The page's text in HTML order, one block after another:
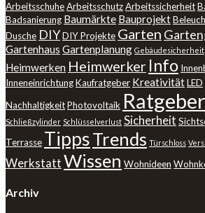
ArbeitsschuheArbeitsschutzArbeitssicherheit
Badsanierung Baumärkte Bauprojekt
Dusche DIYDIY Projekte Garten
Gartenhaus Gartenplanung Gebäudesicherheit
Heimwerken Heimwerker Info
InneneinrichtungKaufratgeber KreativitätLED
NachhaltigkeitPhotovoltaik Ratgeber
Schließzylinder Schlüsselverlust Sicherheit
Terrasse TippsTrends Türschloss
WerkstattWissen Wohnideen
Archiv